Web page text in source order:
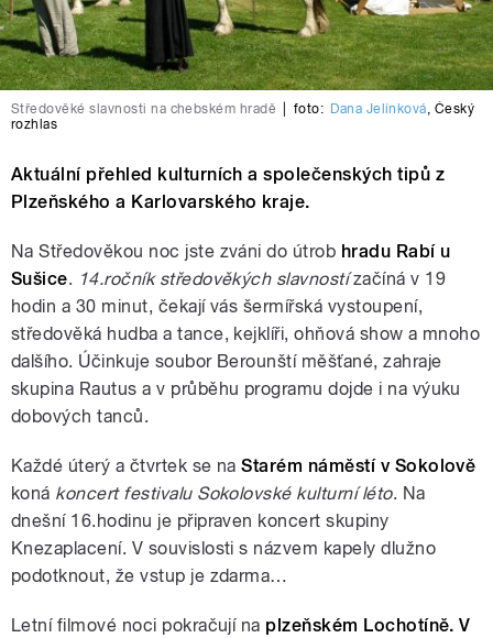
Středověké slavnosti na chebském hradě foto: Dana Jelínková, Český
rozhlas
Aktuální přehled kulturních a společenských tipů z
Plzeňského a Karlovarského kraje.
Na Středověkou noc jste zváni do útrob hradu Rabí u
Sušice. 14.ročník středověkých slavnostízačíná v 19
hodin a 30 minut, čekají vás šermířská vystoupení,
středověká hudba a tance, kejklíři, ohňová show a mnoho
dalšího. Účinkuje soubor Berounští měšťané, zahraje
skupina Rautus a v průběhu programu dojde i na výuku
dobových tanců.
Každé úterý a čtvrtek se naStarém náměstí v Sokolově
koná koncert festivalu Sokolovské kulturní léto. Na
dnešní 16.hodinu je připraven koncert skupiny
Knezaplacení. V souvislosti s názvem kapely dlužno
podotknout, že vstup je zdarma…
Letní filmové noci pokračují na plzeňském Lochotíně. V